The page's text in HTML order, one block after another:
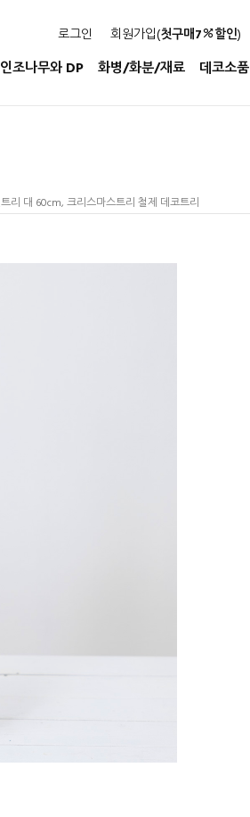
로그인 회원가입(첫구매7 할인)
인조나무와 DP 화병/화분/재료 데코소품
리 대 60cm, 크리스마스트리 철제 데코트리